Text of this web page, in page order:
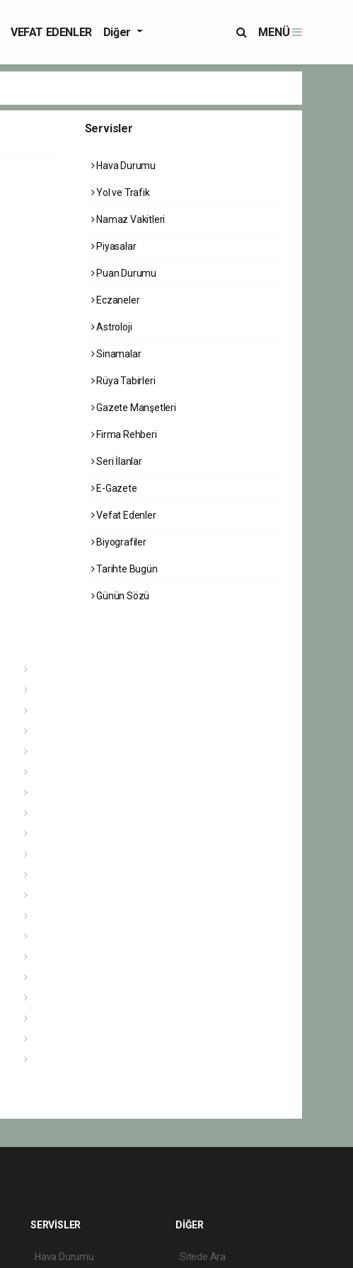
VEFAT EDENLER Diğer MENÜ
Servisler
Hava Durumu
Yol ve Trafik
Namaz Vakitleri
Piyasalar
Puan Durumu
Eczaneler
Astroloji
Sinamalar
Rüya Tabirleri
Gazete Manşetleri
Firma Rehberi
Seri İlanlar
E-Gazete
Vefat Edenler
Biyografiler
Tarihte Bugün
Günün Sözü
SERVİSLER
Hava Durumu
DİĞER
Sitede Ara